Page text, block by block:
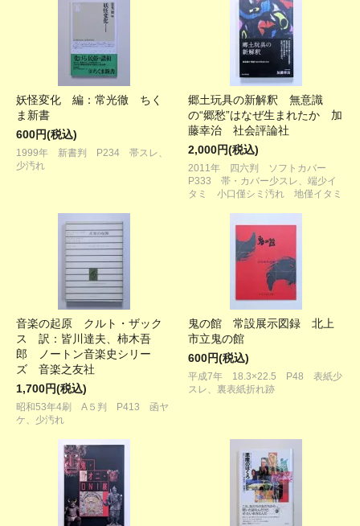
妖怪変化 編：常光徹 ちく
ま新書
600円(税込)
1999年 新書判 P234 帯スレ、
少汚れ
郷土玩具の新解釈 無意識
の“郷愁”はなぜ生まれたか 加
藤幸治 社会評論社
2,000円(税込)
2011年 四六判 ソフトカバー
P333 帯・カバー少スレ、端少イ
タミ 小口僅シミ汚れ 地僅イタミ
音楽の起原 クルト・ザック
ス 訳：皆川達夫、柿木吾
郎 ノートン音楽史シリー
ズ 音楽之友社
1,700円(税込)
昭和53年4刷 A５判 P413 函ヤ
ケ、少汚れ
鬼の館 常設展示図録 北上
市立鬼の館
600円(税込)
平成7年 18.3×22.5 P48 表紙少
スレ、裏表紙折れ跡